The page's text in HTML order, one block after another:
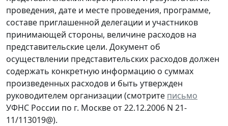
проведения, дате и месте проведения, программе,
составе приглашенной делегации и участников
принимающей стороны, величине расходов на
представительские цели. Документ об
осуществлении представительских расходов должен
содержать конкретную информацию о суммах
произведенных расходов и быть утвержден
руководителем организации (смотрите письмо
УФНС России по г. Москве от 22.12.2006 N 21-
11/113019@).